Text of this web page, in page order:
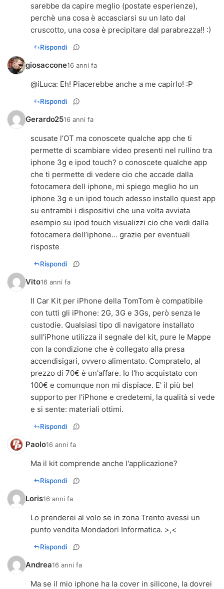
sarebbe da capire meglio (postate esperienze),
perchè una cosa è accasciarsi su un lato dal
cruscotto, una cosa è precipitare dal parabrezza!! :)
Rispondi
giosaccone16 anni fa
@iLuca: Eh! Piacerebbe anche a me capirlo! :P
Rispondi
Gerardo2516 anni fa
scusate l’OT ma conoscete qualche app che ti
permette di scambiare video presenti nel rullino tra
iphone 3g e ipod touch? o conoscete qualche app
che ti permette di vedere cio che accade dalla
fotocamera dell iphone, mi spiego meglio ho un
iphone 3g e un ipod touch adesso installo quest app
su entrambi i dispositivi che una volta avviata
esempio su ipod touch visualizzi cio che vedi dalla
fotocamera dell’iphone… grazie per eventuali
risposte
Rispondi
Vito16 anni fa
Il Car Kit per iPhone della TomTom è compatibile
con tutti gli iPhone: 2G, 3G e 3Gs, però senza le
custodie. Qualsiasi tipo di navigatore installato
sull'iPhone utilizza il segnale del kit, pure le Mappe
con la condizione che è collegato alla presa
accendisigari, ovvero alimentato. Compratelo, al
prezzo di 70€ è un'affare. Io l'ho acquistato con
100€ e comunque non mi dispiace. E' il più bel
supporto per l'iPhone e credetemi, la qualità si vede
e si sente: materiali ottimi.
Rispondi
Paolo16 anni fa
Ma il kit comprende anche l'applicazione?
Rispondi
Loris16 anni fa
Lo prenderei al volo se in zona Trento avessi un
punto vendita Mondadori Informatica. >,<
Rispondi
Andrea16 anni fa
Ma se il mio iphone ha la cover in silicone, la dovrei